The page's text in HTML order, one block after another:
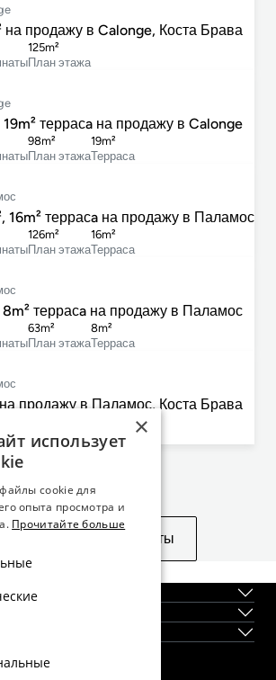
на продажу в Calonge, Коста Брава
План этажа
125m²
террасa на продажу в Calonge
План этажа
98m²
Терраса
19m²
16m² террасa на продажу в Паламос
План этажа
126m²
Терраса
16m²
8m² террасa на продажу в Паламос
План этажа
63m²
Терраса
8m²
продажу в Паламос, Коста Брава
План этажа
нашли то, что искали?
похожие объекты
×
использует
cookie для
опыта просмотра и
Прочитайте больше